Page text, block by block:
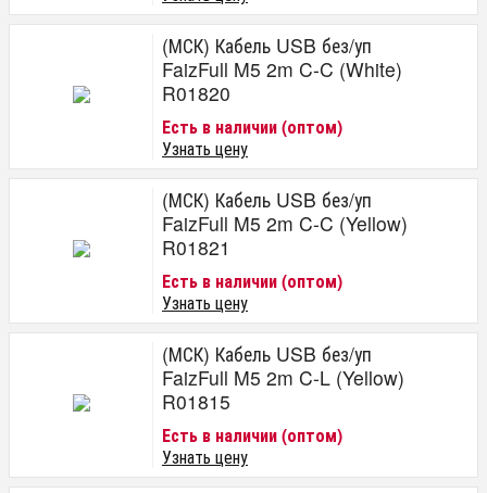
(МСК) Кабель USB без/уп
FaizFull M5 2m C-C (White)
R01820
Есть в наличии (оптом)
Узнать цену
(МСК) Кабель USB без/уп
FaizFull M5 2m C-C (Yellow)
R01821
Есть в наличии (оптом)
Узнать цену
(МСК) Кабель USB без/уп
FaizFull M5 2m C-L (Yellow)
R01815
Есть в наличии (оптом)
Узнать цену